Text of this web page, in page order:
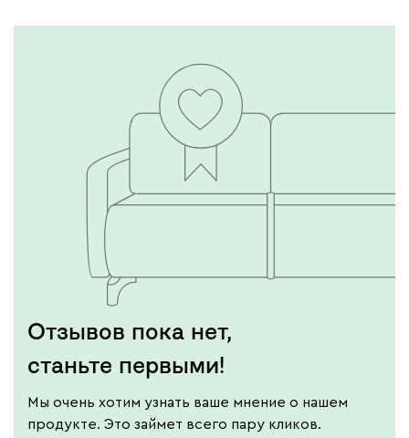
Отзывов пока нет,
станьте первыми!
Мы очень хотим узнать ваше мнение о нашем
продукте. Это займет всего пару кликов.